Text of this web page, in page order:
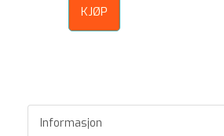
KJØP
Informasjon